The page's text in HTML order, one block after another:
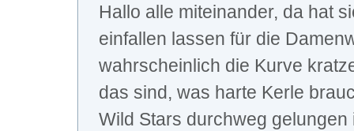
Hallo alle miteinander, da hat
einfallen lassen für die
wahrscheinlich die Kurve
das sind, was harte Kerle
Wild Stars durchweg